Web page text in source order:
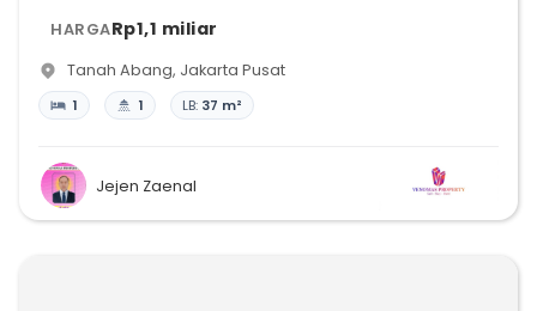
HARGARp1,1 miliar
Tanah Abang, Jakarta Pusat
1 1 LB: 37 m²
Jejen Zaenal